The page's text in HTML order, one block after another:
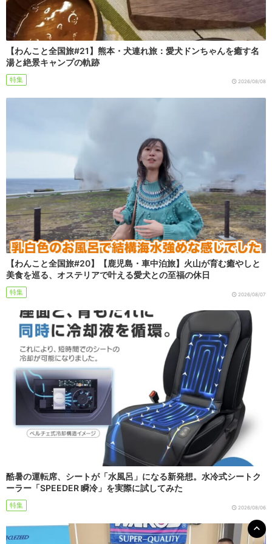
【わんこと全国旅#21】熊本・犬連れ旅：愛犬ドンちゃんを癒す名
湯と絶景キャンプの軌跡
特集 2026/08/08
【わんこと全国旅#20】【鹿児島・車中泊旅】火山が育む癒やしと
美食を巡る、オステリアで叶える愛犬との至福の休日
特集 2026/08/07
酷暑の運転席、シートが「水風呂」になる新発想。水冷式シートク
ーラー「SPEEDER 瞬冷」を実際に試してみた
特集 2026/08/06